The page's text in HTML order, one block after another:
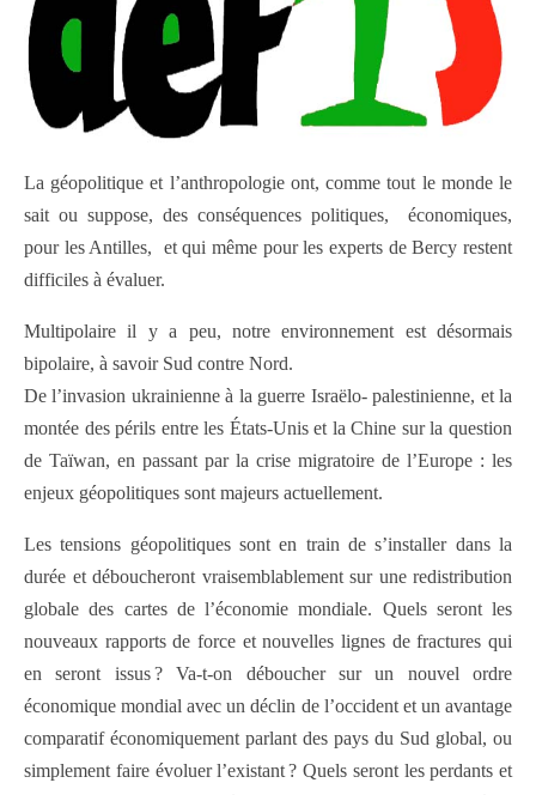
La géopolitique et l’anthropologie ont, comme tout le monde le
sait ou suppose, des conséquences politiques, économiques,
pour les Antilles, et qui même pour les experts de Bercy restent
difficiles à évaluer.
Multipolaire il y a peu, notre environnement est désormais
bipolaire, à savoir Sud contre Nord.
De l’invasion ukrainienne à la guerre Israëlo- palestinienne, et la
montée des périls entre les États-Unis et la Chine sur la question
de Taïwan, en passant par la crise migratoire de l’Europe : les
enjeux géopolitiques sont majeurs actuellement.
Les tensions géopolitiques sont en train de s’installer dans la
durée et déboucheront vraisemblablement sur une redistribution
globale des cartes de l’économie mondiale. Quels seront les
nouveaux rapports de force et nouvelles lignes de fractures qui
en seront issus ? Va-t-on déboucher sur un nouvel ordre
économique mondial avec un déclin de l’occident et un avantage
comparatif économiquement parlant des pays du Sud global, ou
simplement faire évoluer l’existant ? Quels seront les perdants et